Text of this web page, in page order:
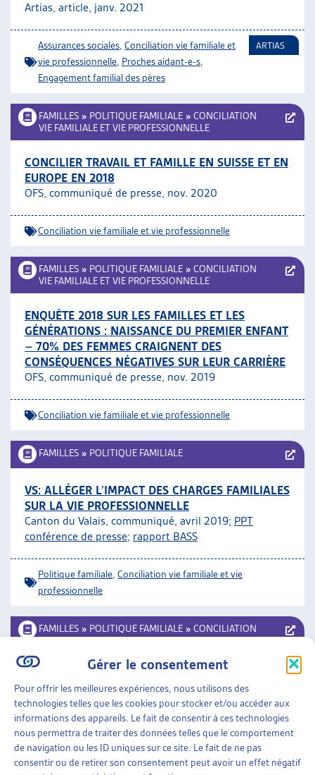
Gérer le consentement
Pour offrir les meilleures expériences, nous utilisons des
technologies telles que les cookies pour stocker et/ou accéder aux
informations des appareils. Le fait de consentir à ces technologies
nous permettra de traiter des données telles que le comportement
de navigation ou les ID uniques sur ce site. Le fait de ne pas
consentir ou de retirer son consentement peut avoir un effet négatif
Artias, article, janv. 2021
Assurances sociales Conciliation vie familiale et
vie professionnelle Proches aidant-e-s
Engagement familial des pères
ARTIAS
FAMILLES » POLITIQUE FAMILIALE » CONCILIATION
VIE FAMILIALE ET VIE PROFESSIONNELLE
CONCILIER TRAVAIL ET FAMILLE EN SUISSE ET EN
EUROPE EN 2018
OFS, communiqué de presse, nov. 2020
Conciliation vie familiale et vie professionnelle
FAMILLES » POLITIQUE FAMILIALE » CONCILIATION
VIE FAMILIALE ET VIE PROFESSIONNELLE
ENQUÊTE 2018 SUR LES FAMILLES ET LES
GÉNÉRATIONS : NAISSANCE DU PREMIER ENFANT
– 70% DES FEMMES CRAIGNENT DES
CONSÉQUENCES NÉGATIVES SUR LEUR CARRIÈRE
OFS, communiqué de presse, nov. 2019
Conciliation vie familiale et vie professionnelle
FAMILLES » POLITIQUE FAMILIALE
VS: ALLÉGER L’IMPACT DES CHARGES FAMILIALES
SUR LA VIE PROFESSIONNELLE
Canton du Valais, communiqué, avril 2019; PPT
conférence de presse; rapport BASS
Politique familiale Conciliation vie familiale et vie
professionnelle
FAMILLES » POLITIQUE FAMILIALE » CONCILIATION
VIE FAMILIALE ET VIE PROFESSIONNELLE
COFF, rapport de recherche, août 2018;communiqué
de presse
Conciliation vie familiale et vie professionnelle